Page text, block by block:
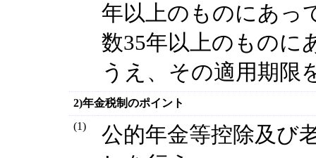
年以上のものにあっ
数35年以上のものに
うえ、その適用期限
2)年金税制のポイント
(1)
公的年金等控除及び